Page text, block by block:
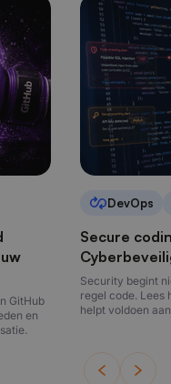
GitHub
en
DevOps
Secure
Security begint
regel code. Lees
helpt voldoen